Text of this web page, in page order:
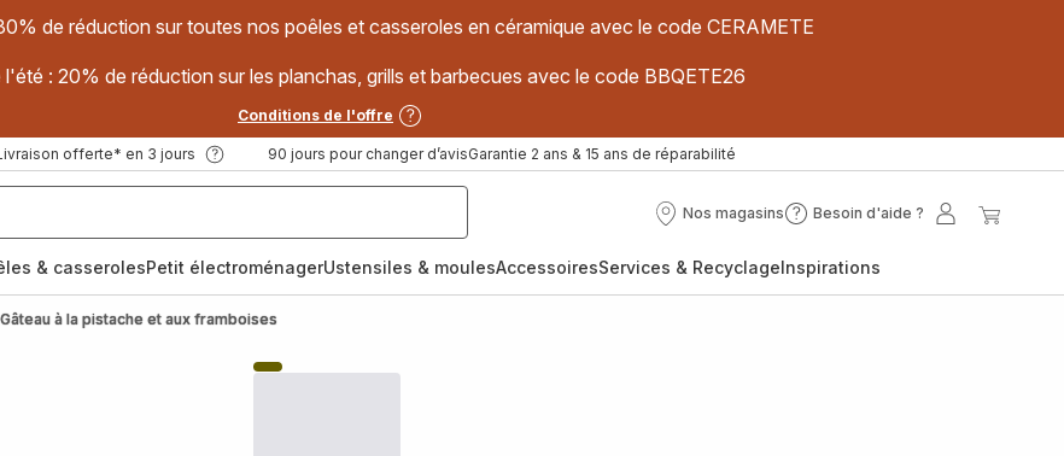
de réduction sur toutes nos poêles et casseroles en céramique avec le code CERAMETE
l'été : 20% de réduction sur les planchas, grills et barbecues avec le code BBQETE26
Conditions de l'offre
offerte* en 3 jours 90 jours pour changer d’avisGarantie 2 ans & 15 ans de réparabilité
Nos magasins
Nos
Besoin d'aide ?
Besoin
?
Mon
& casserolesPetit électroménagerUstensiles & moulesAccessoiresServices & RecyclageInspirations
Gâteau à la pistache et aux framboises